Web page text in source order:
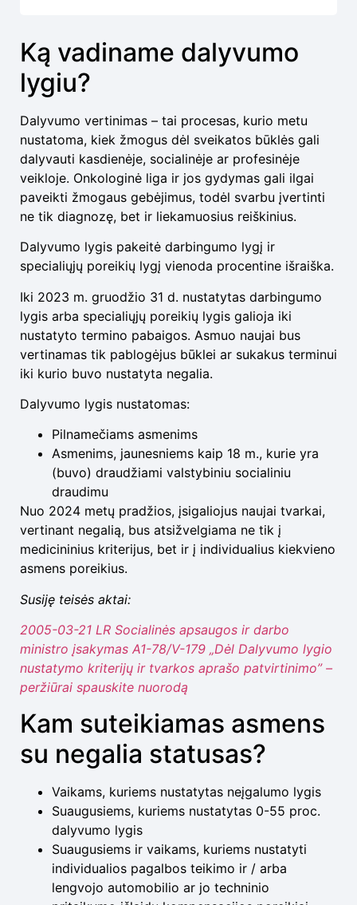
Ką vadiname dalyvumo
lygiu?
Dalyvumo vertinimas – tai procesas, kurio metu
nustatoma, kiek žmogus dėl sveikatos būklės gali
dalyvauti kasdienėje, socialinėje ar profesinėje
veikloje. Onkologinė liga ir jos gydymas gali ilgai
paveikti žmogaus gebėjimus, todėl svarbu įvertinti
ne tik diagnozę, bet ir liekamuosius reiškinius.
Dalyvumo lygis pakeitė darbingumo lygį ir
specialiųjų poreikių lygį vienoda procentine išraiška.
Iki 2023 m. gruodžio 31 d. nustatytas darbingumo
lygis arba specialiųjų poreikių lygis galioja iki
nustatyto termino pabaigos. Asmuo naujai bus
vertinamas tik pablogėjus būklei ar sukakus terminui
iki kurio buvo nustatyta negalia.
Dalyvumo lygis nustatomas:
Pilnamečiams asmenims
Asmenims, jaunesniems kaip 18 m., kurie yra
(buvo) draudžiami valstybiniu socialiniu
draudimu
Nuo 2024 metų pradžios, įsigaliojus naujai tvarkai,
vertinant negalią, bus atsižvelgiama ne tik į
medicininius kriterijus, bet ir į individualius kiekvieno
asmens poreikius.
Susiję teisės aktai:
2005-03-21 LR Socialinės apsaugos ir darbo
ministro įsakymas A1-78/V-179 „Dėl Dalyvumo lygio
nustatymo kriterijų ir tvarkos aprašo patvirtinimo” –
peržiūrai spauskite nuorodą
Kam suteikiamas asmens
su negalia statusas?
Vaikams, kuriems nustatytas neįgalumo lygis
Suaugusiems, kuriems nustatytas 0-55 proc.
dalyvumo lygis
Suaugusiems ir vaikams, kuriems nustatyti
individualios pagalbos teikimo ir / arba
lengvojo automobilio ar jo techninio